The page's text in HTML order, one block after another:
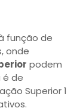
função de
onde
podem
é de
Superior 1